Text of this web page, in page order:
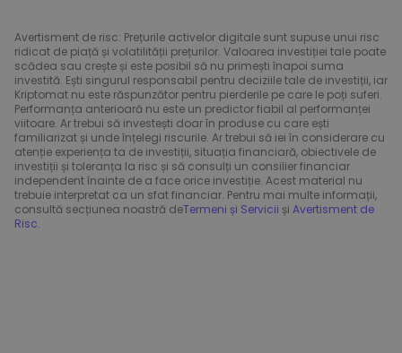
Avertisment de risc: Prețurile activelor digitale sunt supuse unui risc
ridicat de piață și volatilității prețurilor. Valoarea investiției tale poate
scădea sau crește și este posibil să nu primești înapoi suma
investită. Ești singurul responsabil pentru deciziile tale de investiții, iar
Kriptomat nu este răspunzător pentru pierderile pe care le poți suferi.
Performanța anterioară nu este un predictor fiabil al performanței
viitoare. Ar trebui să investești doar în produse cu care ești
familiarizat și unde înțelegi riscurile. Ar trebui să iei în considerare cu
atenție experiența ta de investiții, situația financiară, obiectivele de
investiții și toleranța la risc și să consulți un consilier financiar
independent înainte de a face orice investiție. Acest material nu
trebuie interpretat ca un sfat financiar. Pentru mai multe informații,
consultă secțiunea noastră deTermeni și Servicii și Avertisment de
Risc.